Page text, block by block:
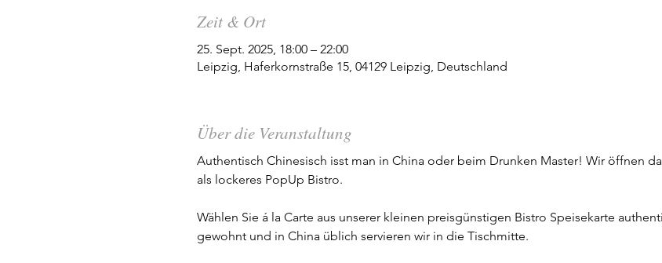
Zeit & Ort
25. Sept. 2025, 18:00 – 22:00
Leipzig, Haferkornstraße 15, 04129 Leipzig, Deutschland
Über die Veranstaltung
Authentisch Chinesisch isst man in China oder beim Drunken Master! Wir öffnen
als lockeres PopUp Bistro.
Wählen Sie á la Carte aus unserer kleinen preisgünstigen Bistro Speisekarte
gewohnt und in China üblich servieren wir in die Tischmitte.